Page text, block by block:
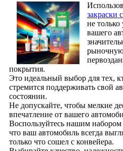
закраски
не
вашего
рыночную
покрытия.
Это идеальный выбор для тех,
стремится поддерживать свой
состоянии.
Не допускайте, чтобы мелкие
впечатление от вашего
Воспользуйтесь нашим набором
что ваш автомобиль всегда
только что сошел с конвейера.